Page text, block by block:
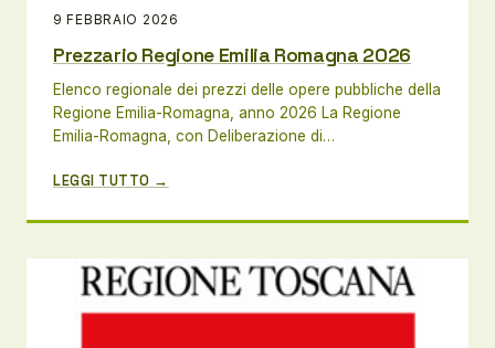
9 FEBBRAIO 2026
Prezzario Regione Emilia Romagna 2026
Elenco regionale dei prezzi delle opere pubbliche della
Regione Emilia-Romagna, anno 2026 La Regione
Emilia-Romagna, con Deliberazione di…
LEGGI TUTTO →